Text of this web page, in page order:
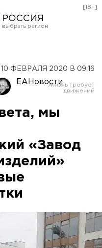
РОССИЯ
Оренбург
[18+]
10 ФЕВРАЛЯ 2020 В 09:16
ЕАНовости
мы
«Завод